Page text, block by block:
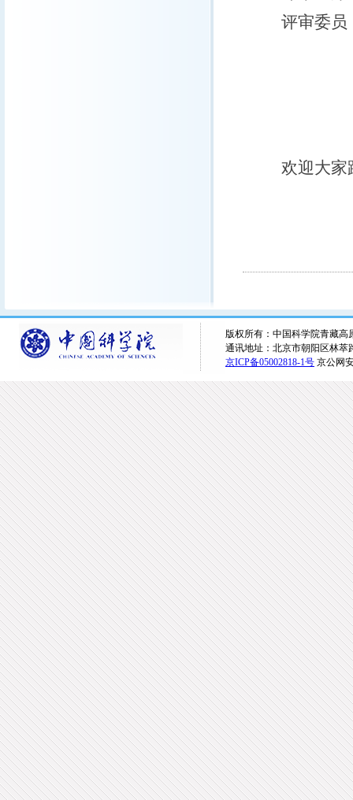
评审委
欢迎大家
版权所有：中国科学院青藏高
通讯地址：北京市朝阳区林萃
京ICP备05002818-1号 京公网